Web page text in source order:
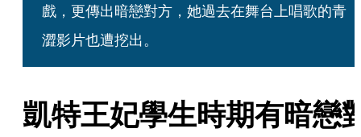
戲，更傳出暗戀對方，她過去在舞台上唱歌的青
澀影片也遭挖出。
凱特王妃學生時期有暗戀